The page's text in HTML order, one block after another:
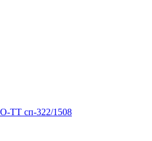
ТТ сп-322/1508